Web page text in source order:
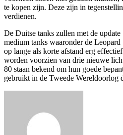
te kopen zijn. Deze zijn in
verdienen.
De Duitse tanks zullen met de
medium tanks waaronder de
op lange als korte afstand erg
worden voorzien van drie nieuwe
80 staan bekend om hun goede
gebruikt in de Tweede Wereldoorlog